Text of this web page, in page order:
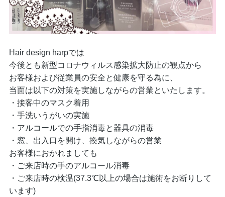
Hair design harpでは
今後とも新型コロナウィルス感染拡大防止の観点から
お客様および従業員の安全と健康を守る為に、
当面は以下の対策を実施しながらの営業といたします。
・接客中のマスク着用
・手洗いうがいの実施
・アルコールでの手指消毒と器具の消毒
・窓、出入口を開け、換気しながらの営業
お客様におかれましても
・ご来店時の手のアルコール消毒
・ご来店時の検温(37.3℃以上の場合は施術をお断りして
います)